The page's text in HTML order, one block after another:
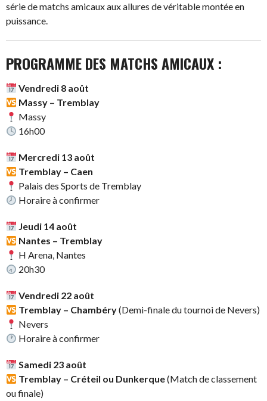
série de matchs amicaux aux allures de véritable montée en
puissance.
PROGRAMME DES MATCHS AMICAUX :
Vendredi 8 août
Massy – Tremblay
Massy
16h00
Mercredi 13 août
Tremblay – Caen
Palais des Sports de Tremblay
Horaire à confirmer
Jeudi 14 août
Nantes – Tremblay
H Arena, Nantes
20h30
Vendredi 22 août
Tremblay – Chambéry(Demi-finale du tournoi de Nevers)
Nevers
Horaire à confirmer
Samedi 23 août
Tremblay – Créteil ou Dunkerque(Match de classement
ou finale)